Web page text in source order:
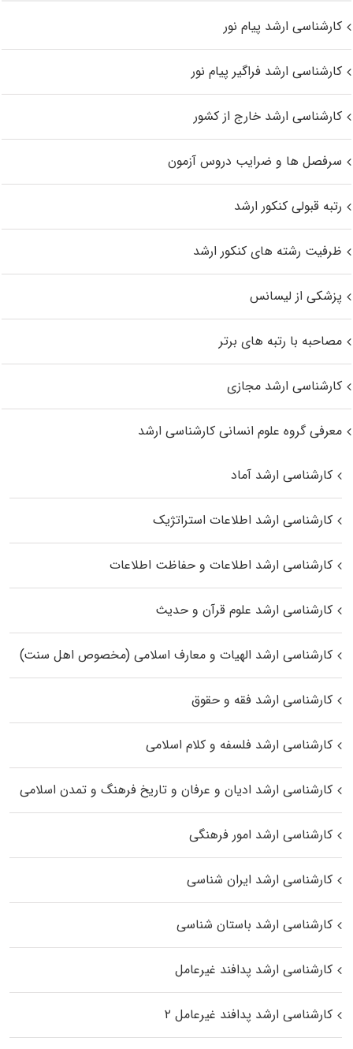
کارشناسی ارشد پیام نور
کارشناسی ارشد فراگیر پیام نور
کارشناسی ارشد خارج از کشور
سرفصل ها و ضرایب دروس آزمون
رتبه قبولی کنکور ارشد
ظرفیت رشته های کنکور ارشد
پزشکی از لیسانس
مصاحبه با رتبه های برتر
کارشناسی ارشد مجازی
معرفی گروه علوم انسانی کارشناسی ارشد
کارشناسی ارشد آماد
کارشناسی ارشد اطلاعات استراتژیک
کارشناسی ارشد اطلاعات و حفاظت اطلاعات
کارشناسی ارشد علوم قرآن و حدیث
کارشناسی ارشد الهیات و معارف اسلامی (مخصوص اهل سنت)
کارشناسی ارشد فقه و حقوق
کارشناسی ارشد فلسفه و کلام اسلامی
کارشناسی ارشد ادیان و عرفان و تاریخ فرهنگ و تمدن اسلامی
کارشناسی ارشد امور فرهنگی
کارشناسی ارشد ایران شناسی
کارشناسی ارشد باستان شناسی
کارشناسی ارشد پدافند غیرعامل
کارشناسی ارشد پدافند غیرعامل ۲